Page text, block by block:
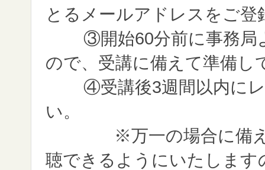
とるメールアドレスをご登
③開始60分前に事務局
ので、受講に備えて準備し
④受講後3週間以内に
い。
※万一の場合に備え、
聴できるようにいたしま